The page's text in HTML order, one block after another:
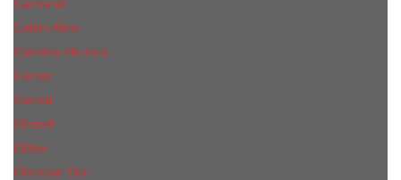
Cacharel
Calvin Klein
Carolina Herrera
Cartier
Cerruti
Сhanеl
Chloe
Christian Dior